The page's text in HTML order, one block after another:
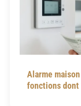
Alarme
fonctions dont